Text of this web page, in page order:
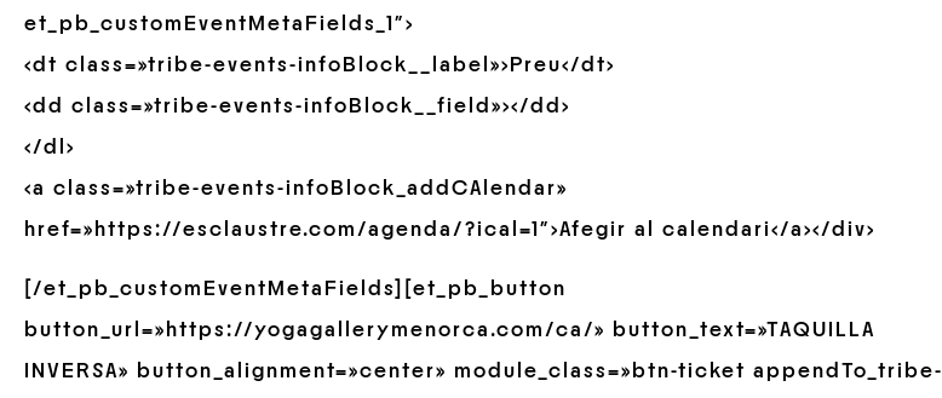
et_pb_customEventMetaFields_1″>
<dt class=»tribe-events-infoBlock__label»>Preu</dt>
<dd class=»tribe-events-infoBlock__field»></dd>
</dl>
<a class=»tribe-events-infoBlock_addCAlendar»
href=»https://esclaustre.com/agenda/?ical=1″>Afegir al calendari</a></div>
[/et_pb_customEventMetaFields][et_pb_button
button_url=»https://yogagallerymenorca.com/ca/» button_text=»TAQUILLA
INVERSA» button_alignment=»center» module_class=»btn-ticket appendTo_tribe-